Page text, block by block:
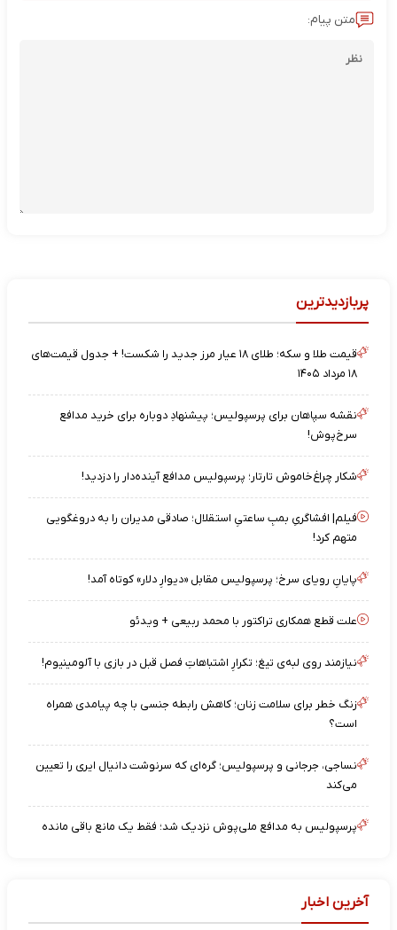
متن پیام:
پربازدیدترین
قیمت طلا و سکه؛ طلای ۱۸ عیار مرز جدید را شکست! + جدول قیمت‌های
۱۸ مرداد ۱۴۰۵
نقشه‌ سپاهان برای پرسپولیس؛ پیشنهادِ دوباره برای خرید مدافع
سرخ‌پوش!
شکار چراغ‌خاموش تارتار؛ پرسپولیس مدافع آینده‌دار را دزدید!
فیلم| افشاگریِ بمبِ ساعتیِ استقلال؛ صادقی مدیران را به دروغگویی
متهم کرد!
پایانِ رویای سرخ؛ پرسپولیس مقابل «دیوارِ دلار» کوتاه آمد!
علت قطع همکاری تراکتور با محمد ربیعی + ویدئو
نیازمند روی لبه‌ی تیغ؛ تکرارِ اشتباهاتِ فصل قبل در بازی با آلومینیوم!
زنگ خطر برای سلامت زنان؛ کاهش رابطه جنسی با چه پیامدی همراه
است؟
نساجی، جرجانی و پرسپولیس؛ گره‌ای که سرنوشت دانیال ایری را تعیین
می‌کند
پرسپولیس به مدافع ملی‌پوش نزدیک شد؛ فقط یک مانع باقی مانده
آخرین اخبار